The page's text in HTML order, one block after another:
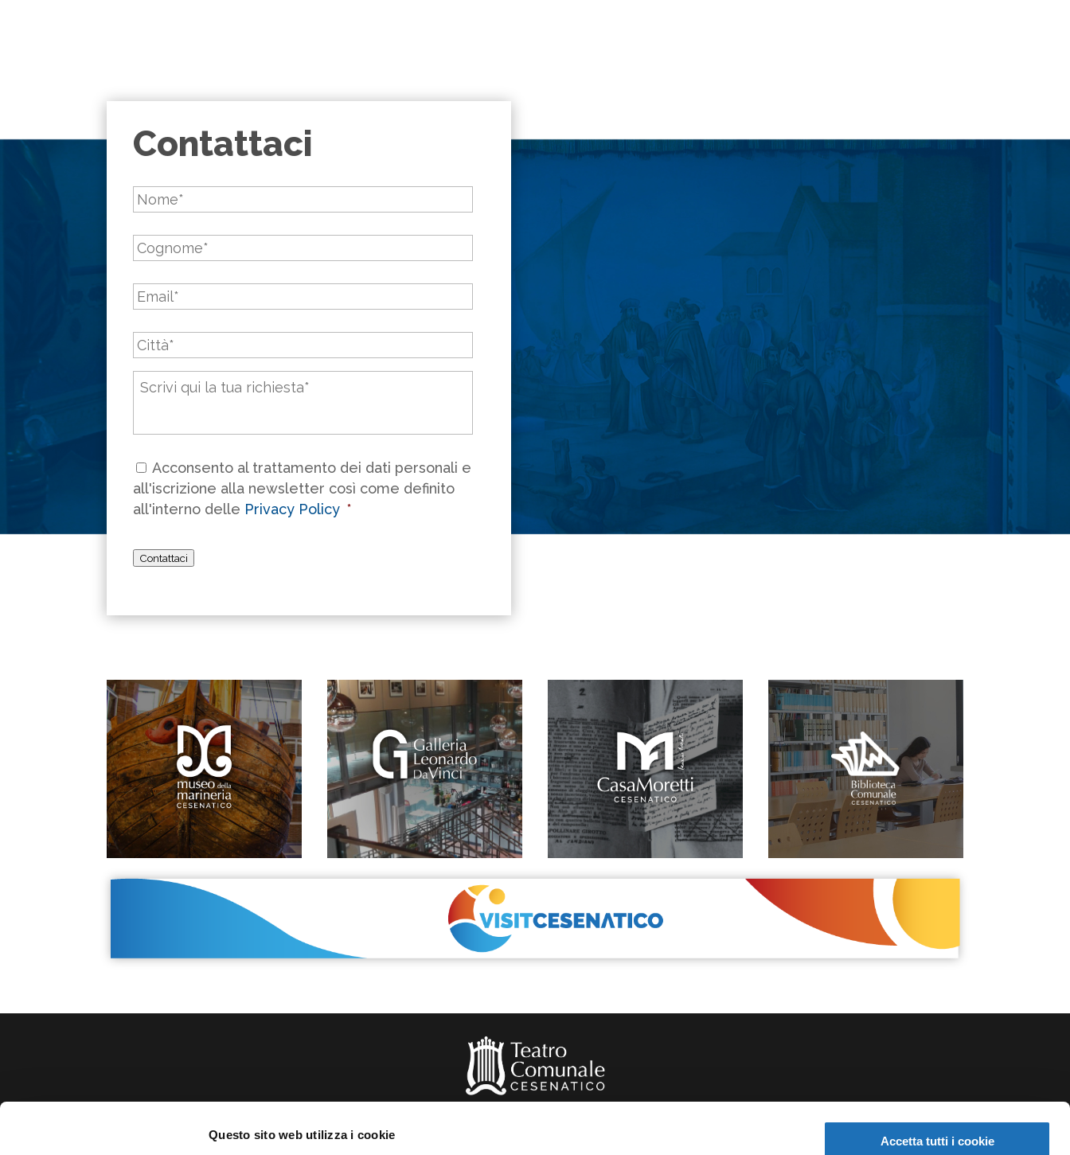
Questo sito web utilizza i cookie
Accetta tutti i cookie
Contattaci
Nome *
Cognome *
Email *
Città *
Messaggio
Consenso *
Acconsento al trattamento dei dati personali e
all'iscrizione alla newsletter così come definito
all'interno delle Privacy Policy *
Contattaci
Teatro Comunale Cesenatico NEWSLETTER